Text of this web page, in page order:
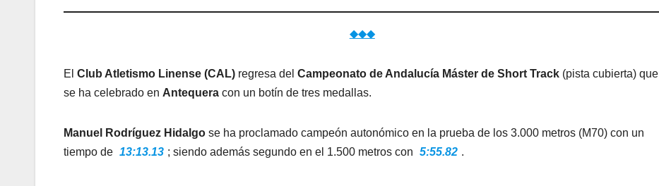
◆◆◆
El Club Atletismo Linense (CAL) regresa del Campeonato de Andalucía Máster de Short Track (pista cubierta) que
se ha celebrado en Antequera con un botín de tres medallas.
Manuel Rodríguez Hidalgo se ha proclamado campeón autonómico en la prueba de los 3.000 metros (M70) con un
tiempo de 13:13.13 ; siendo además segundo en el 1.500 metros con 5:55.82 .